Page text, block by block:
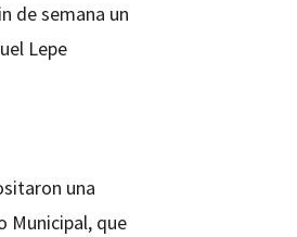
de semana un
Lepe
una
Municipal, que